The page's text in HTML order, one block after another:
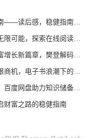
南，低风险创业，开启财富之门
线阅读领域的低风险创业新风口
风险创业之道，引领财富增长新篇章
书浪潮下的低风险创业新风口
低风险创业策略，百度网盘赋能知识积累
财富之路的稳健指南